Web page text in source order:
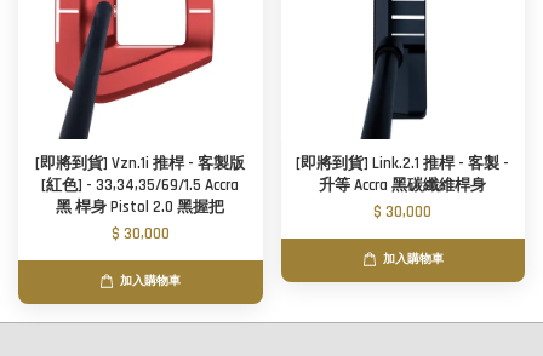
[即將到貨] Vzn.1i 推桿 - 客製版
[紅色] - 33,34,35/69/1.5 Accra
黑 桿身 Pistol 2.0 黑握把
$ 30,000
加入購物車
[即將到貨] Link.2.1 推桿 - 客製 -
升等 Accra 黑碳纖維桿身
$ 30,000
加入購物車